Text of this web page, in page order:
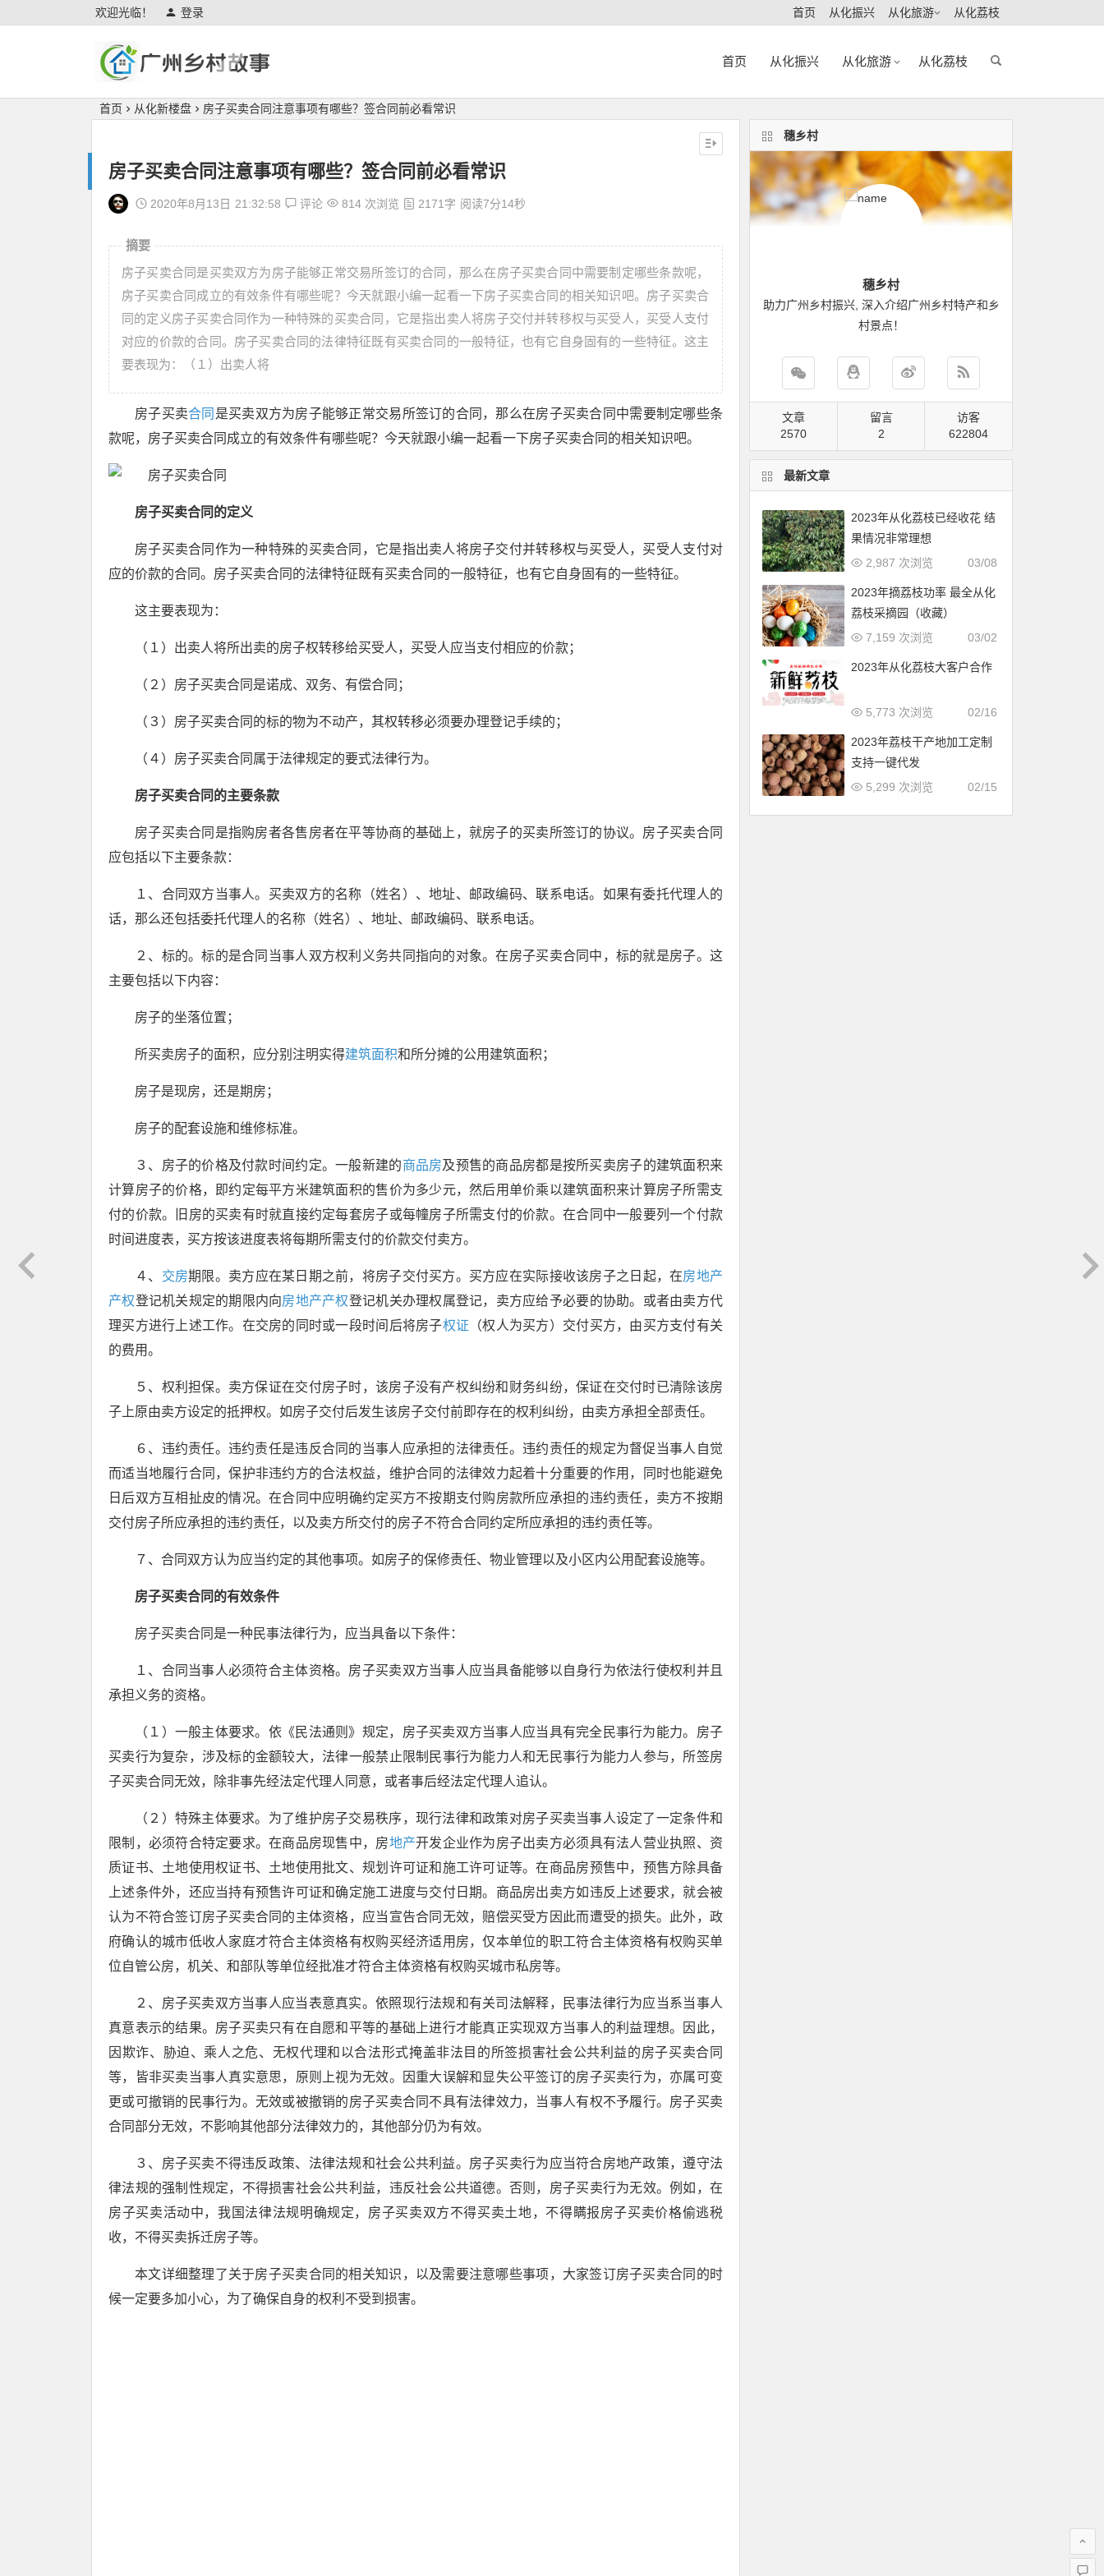
欢迎光临！ 登录 首页 从化振兴 从化旅游 从化荔枝
广州乡村故事
首页 从化振兴 从化旅游 从化荔枝
首页 从化新楼盘 房子买卖合同注意事项有哪些？签合同前必看常识
房子买卖合同注意事项有哪些？签合同前必看常识
2020年8月13日 21:32:58 评论 814 次浏览 2171字 阅读7分14秒
摘要
房子买卖合同是买卖双方为房子能够正常交易所签订的合同，那么在房子买卖合同中需要制定哪些条款呢，
房子买卖合同成立的有效条件有哪些呢？今天就跟小编一起看一下房子买卖合同的相关知识吧。房子买卖合
同的定义房子买卖合同作为一种特殊的买卖合同，它是指出卖人将房子交付并转移权与买受人，买受人支付
对应的价款的合同。房子买卖合同的法律特征既有买卖合同的一般特征，也有它自身固有的一些特征。这主
要表现为：（１）出卖人将
房子买卖合同 是买卖双方为房子能够正常交易所签订的合同，那么在房子买卖合同中需要制定哪些条
款呢，房子买卖合同成立的有效条件有哪些呢？今天就跟小编一起看一下房子买卖合同的相关知识吧。
房子买卖合同的定义
房子买卖合同作为一种特殊的买卖合同，它是指出卖人将房子交付并转移权与买受人，买受人支付对
应的价款的合同。房子买卖合同的法律特征既有买卖合同的一般特征，也有它自身固有的一些特征。
这主要表现为：
（１）出卖人将所出卖的房子权转移给买受人，买受人应当支付相应的价款；
（２）房子买卖合同是诺成、双务、有偿合同；
（３）房子买卖合同的标的物为不动产，其权转移必须要办理登记手续的；
（４）房子买卖合同属于法律规定的要式法律行为。
房子买卖合同的主要条款
房子买卖合同是指购房者各售房者在平等协商的基础上，就房子的买卖所签订的协议。房子买卖合同
应包括以下主要条款：
１、合同双方当事人。买卖双方的名称（姓名）、地址、邮政编码、联系电话。如果有委托代理人的
话，那么还包括委托代理人的名称（姓名）、地址、邮政编码、联系电话。
２、标的。标的是合同当事人双方权利义务共同指向的对象。在房子买卖合同中，标的就是房子。这
主要包括以下内容：
房子的坐落位置；
所买卖房子的面积，应分别注明实得建筑面积和所分摊的公用建筑面积；
房子是现房，还是期房；
房子的配套设施和维修标准。
３、房子的价格及付款时间约定。一般新建的商品房及预售的商品房都是按所买卖房子的建筑面积来
计算房子的价格，即约定每平方米建筑面积的售价为多少元，然后用单价乘以建筑面积来计算房子所需支
付的价款。旧房的买卖有时就直接约定每套房子或每幢房子所需支付的价款。在合同中一般要列一个付款
时间进度表，买方按该进度表将每期所需支付的价款交付卖方。
４、 交房期限。卖方应在某日期之前，将房子交付买方。买方应在实际接收该房子之日起，在房地产
产权登记机关规定的期限内向房地产产权登记机关办理权属登记，卖方应给予必要的协助。或者由卖方代
理买方进行上述工作。在交房的同时或一段时间后将房子权证 （权人为买方）交付买方，由买方支付有关
的费用。
５、权利担保。卖方保证在交付房子时，该房子没有产权纠纷和财务纠纷，保证在交付时已清除该房
子上原由卖方设定的抵押权。如房子交付后发生该房子交付前即存在的权利纠纷，由卖方承担全部责任。
６、违约责任。违约责任是违反合同的当事人应承担的法律责任。违约责任的规定为督促当事人自觉
而适当地履行合同，保护非违约方的合法权益，维护合同的法律效力起着十分重要的作用，同时也能避免
日后双方互相扯皮的情况。在合同中应明确约定买方不按期支付购房款所应承担的违约责任，卖方不按期
交付房子所应承担的违约责任，以及卖方所交付的房子不符合合同约定所应承担的违约责任等。
７、合同双方认为应当约定的其他事项。如房子的保修责任、物业管理以及小区内公用配套设施等。
房子买卖合同的有效条件
房子买卖合同是一种民事法律行为，应当具备以下条件：
１、合同当事人必须符合主体资格。房子买卖双方当事人应当具备能够以自身行为依法行使权利并且
承担义务的资格。
（１）一般主体要求。依《民法通则》规定，房子买卖双方当事人应当具有完全民事行为能力。房子
买卖行为复杂，涉及标的金额较大，法律一般禁止限制民事行为能力人和无民事行为能力人参与，所签房
子买卖合同无效，除非事先经法定代理人同意，或者事后经法定代理人追认。
（２）特殊主体要求。为了维护房子交易秩序，现行法律和政策对房子买卖当事人设定了一定条件和
限制，必须符合特定要求。在商品房现售中，房地产开发企业作为房子出卖方必须具有法人营业执照、资
质证书、土地使用权证书、土地使用批文、规划许可证和施工许可证等。在商品房预售中，预售方除具备
上述条件外，还应当持有预售许可证和确定施工进度与交付日期。商品房出卖方如违反上述要求，就会被
认为不符合签订房子买卖合同的主体资格，应当宣告合同无效，赔偿买受方因此而遭受的损失。此外，政
府确认的城市低收人家庭才符合主体资格有权购买经济适用房，仅本单位的职工符合主体资格有权购买单
位自管公房，机关、和部队等单位经批准才符合主体资格有权购买城市私房等。
２、房子买卖双方当事人应当表意真实。依照现行法规和有关司法解释，民事法律行为应当系当事人
真意表示的结果。房子买卖只有在自愿和平等的基础上进行才能真正实现双方当事人的利益理想。因此，
因欺诈、胁迫、乘人之危、无权代理和以合法形式掩盖非法目的所签损害社会公共利益的房子买卖合同
等，皆非买卖当事人真实意思，原则上视为无效。因重大误解和显失公平签订的房子买卖行为，亦属可变
更或可撤销的民事行为。无效或被撤销的房子买卖合同不具有法律效力，当事人有权不予履行。房子买卖
合同部分无效，不影响其他部分法律效力的，其他部分仍为有效。
３、房子买卖不得违反政策、法律法规和社会公共利益。房子买卖行为应当符合房地产政策，遵守法
律法规的强制性规定，不得损害社会公共利益，违反社会公共道德。否则，房子买卖行为无效。例如，在
房子买卖活动中，我国法律法规明确规定，房子买卖双方不得买卖土地，不得瞒报房子买卖价格偷逃税
收，不得买卖拆迁房子等。
本文详细整理了关于房子买卖合同的相关知识，以及需要注意哪些事项，大家签订房子买卖合同的时
候一定要多加小心，为了确保自身的权利不受到损害。
穗乡村
穗乡村
助力广州乡村振兴, 深入介绍广州乡村特产和乡
村景点！
文章
2570
留言
2
访客
822991
最新文章
2023年从化荔枝已经收花 结
果情况非常理想
03/08
2,987 次浏览
2023年摘荔枝功率 最全从化
荔枝采摘园（收藏）
03/02
7,159 次浏览
2023年从化荔枝大客户合作
02/16
5,773 次浏览
2023年荔枝干产地加工定制
支持一键代发
02/15
5,299 次浏览